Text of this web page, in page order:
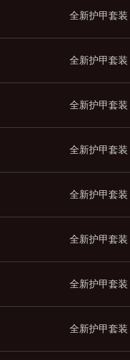
全新护甲套装
全新护甲套装
全新护甲套装
全新护甲套装
全新护甲套装
全新护甲套装
全新护甲套装
全新护甲套装